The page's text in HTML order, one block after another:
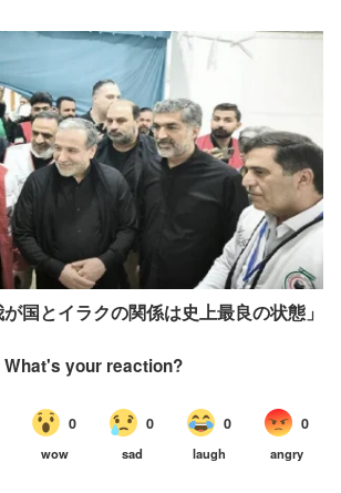
国とイラクの関係は史上最良の状態」